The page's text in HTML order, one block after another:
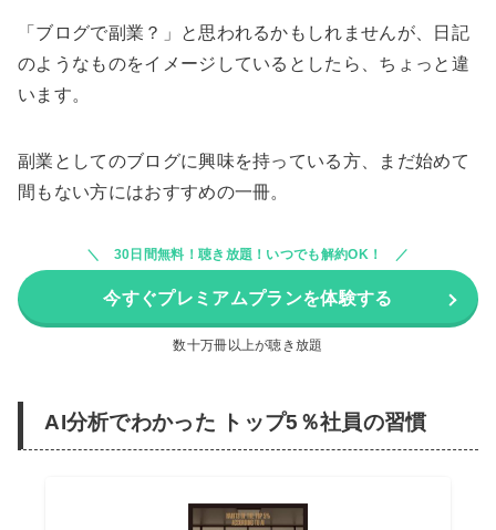
「ブログで副業？」と思われるかもしれませんが、日記
のようなものをイメージしているとしたら、ちょっと違
います。
副業としてのブログに興味を持っている方、まだ始めて
間もない方にはおすすめの一冊。
30日間無料！聴き放題！いつでも解約OK！
今すぐプレミアムプランを体験する
数十万冊以上が聴き放題
AI分析でわかった トップ5％社員の習慣